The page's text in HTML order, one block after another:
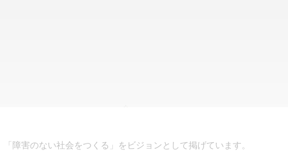
「障害のない社会をつくる」をビジョンとして掲げています。